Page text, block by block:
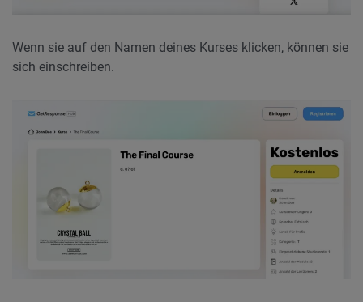
Wenn sie auf den Namen deines Kurses klicken, können sie
sich einschreiben.